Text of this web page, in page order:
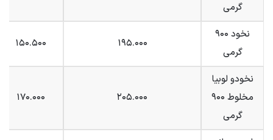
گرمی
نخود ۹۰۰
گرمی
۱۹۵.۰۰۰ ۱۵۰.۵۰۰
نخودو لوبیا
مخلوط ۹۰۰
گرمی
۲۰۵.۰۰۰ ۱۷۰.۰۰۰